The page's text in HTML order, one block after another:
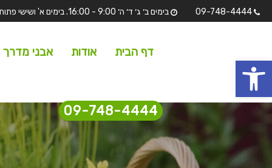
בימים ב׳ ג׳ ד׳ ה׳ 9:00 - 16:00. בימים א' ושישי פתוחים לתצוגה בלבד מ 7:00 - 13:00 שבת וחגים סגורים.
דף הבית אודות אבני מדרך
09-748-4444